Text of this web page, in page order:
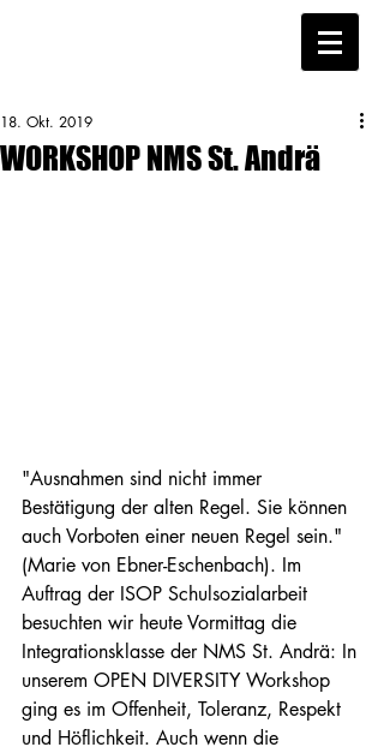
WORKSHOP NMS St. Andrä
18. Okt. 2019
"Ausnahmen sind nicht immer
Bestätigung der alten Regel. Sie können
auch Vorboten einer neuen Regel sein."
(Marie von Ebner-Eschenbach). Im
Auftrag der ISOP Schulsozialarbeit
besuchten wir heute Vormittag die
Integrationsklasse der NMS St. Andrä: In
unserem OPEN DIVERSITY Workshop
ging es im Offenheit, Toleranz, Respekt
und Höflichkeit. Auch wenn die